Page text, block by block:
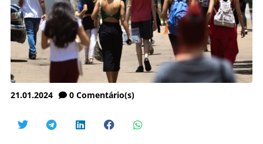
21.01.2024 0 Comentário(s)